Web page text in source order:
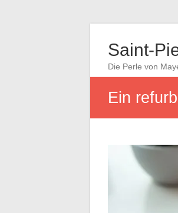
Saint-
Die Perle von
Ein